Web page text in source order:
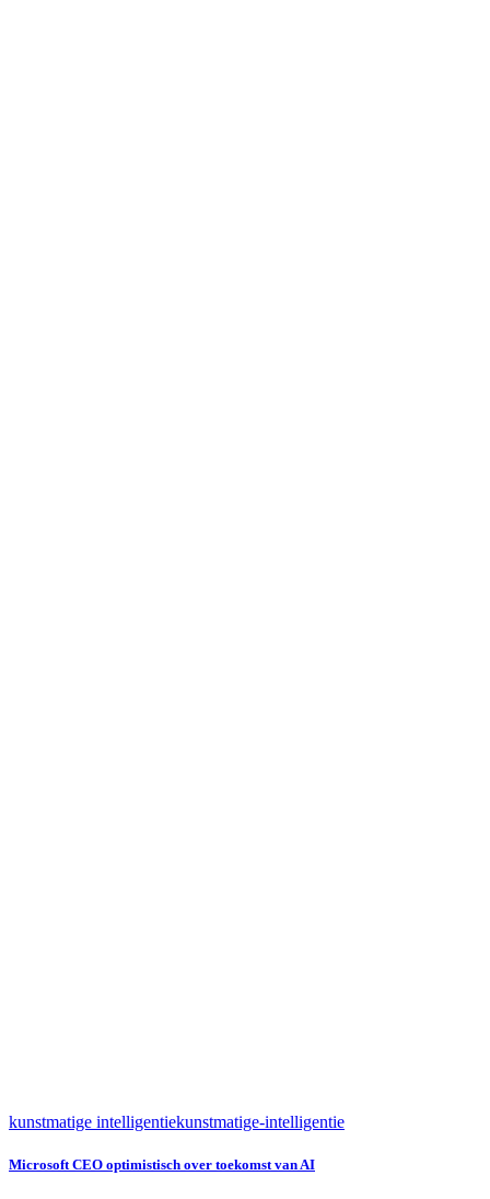
kunstmatige intelligentiekunstmatige-intelligentie
Microsoft CEO optimistisch over toekomst van AI